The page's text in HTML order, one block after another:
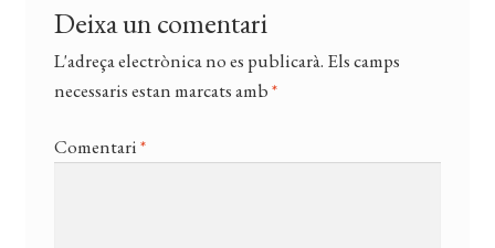
Deixa un comentari
L'adreça electrònica no es publicarà. Els camps
necessaris estan marcats amb*
Comentari*